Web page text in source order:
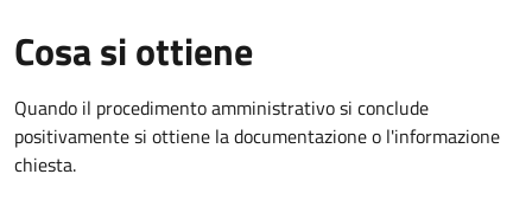
Cosa si ottiene
Quando il procedimento amministrativo si conclude
positivamente si ottiene la documentazione o l'informazione
chiesta.